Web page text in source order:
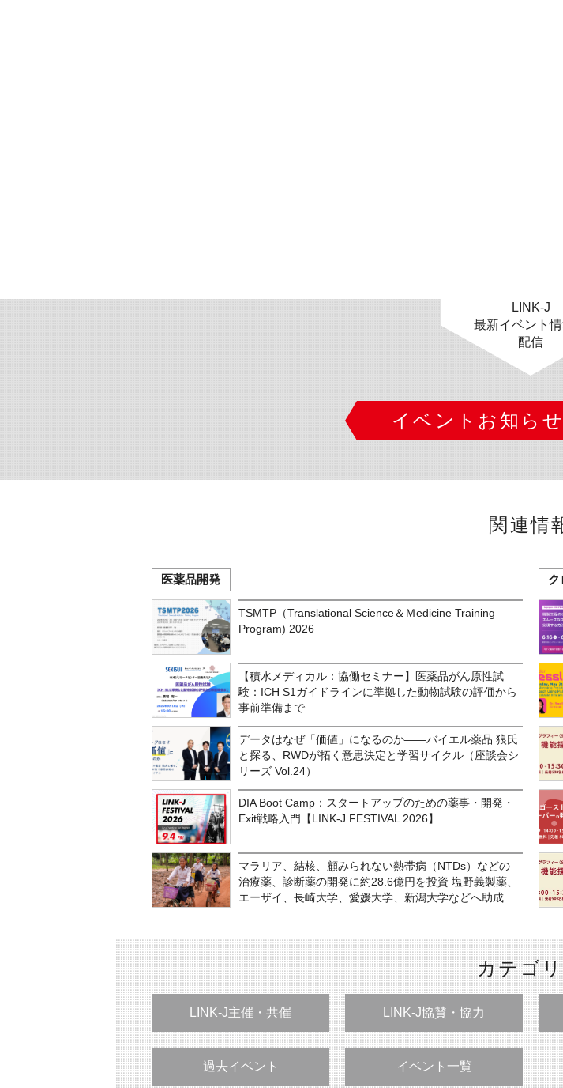
LINK-J
最新イベント
配信
イベントお知ら
関連情
医薬品開発
TSMTP（Translational Science＆Ｍedicine Training
Program) 2026
【積水メディカル：協働セミナー】医薬品がん原性試
験：ICH S1ガイドラインに準拠した動物試験の評価から
事前準備まで
データはなぜ「価値」になるのか——バイエル薬品 狼氏
と探る、RWDが拓く意思決定と学習サイクル（座談会シ
リーズ Vol.24）
DIA Boot Camp：スタートアップのための薬事・開発・
Exit戦略入門【LINK-J FESTIVAL 2026】
マラリア、結核、顧みられない熱帯病（NTDs）などの
治療薬、診断薬の開発に約28.6億円を投資 塩野義製薬、
エーザイ、長崎大学、愛媛大学、新潟大学などへ助成
ク
カテゴ
LINK-J主催・共催 LINK-J協賛・協力
過去イベント イベント一覧